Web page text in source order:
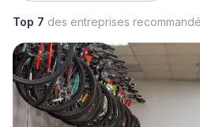
Top 7 des entreprises